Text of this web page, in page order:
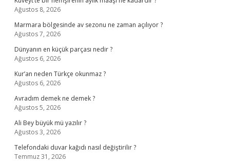
Ağustos 8, 2026
Marmara bölgesinde av sezonu ne zaman açılıyor ?
Ağustos 7, 2026
Dünyanın en küçük parçası nedir ?
Ağustos 6, 2026
Kur’an neden Türkçe okunmaz ?
Ağustos 6, 2026
Avradım demek ne demek ?
Ağustos 5, 2026
Ali Bey büyük mü yazılır ?
Ağustos 3, 2026
Telefondaki duvar kağıdı nasıl değiştirilir ?
Temmuz 31, 2026